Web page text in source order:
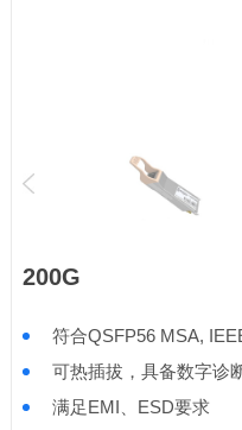
200G
符合QSFP56 MSA,
可热插拔，具备数字诊
满足EMI、ESD要求